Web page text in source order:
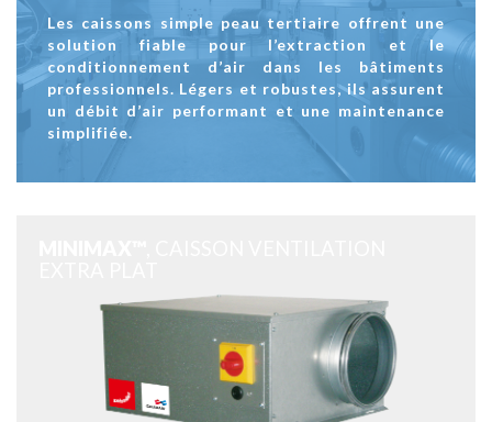
Les caissons simple peau tertiaire offrent une
solution fiable pour l’extraction et le
conditionnement d’air dans les bâtiments
professionnels. Légers et robustes, ils assurent
un débit d’air performant et une maintenance
simplifiée.